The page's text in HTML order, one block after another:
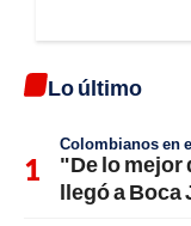
Lo último
Colombianos en
"De lo mejor
llegó a